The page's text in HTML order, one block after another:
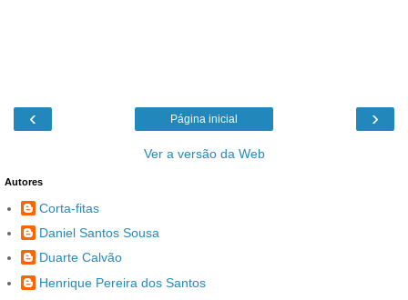
‹ ›
Página inicial
Ver a versão da Web
Autores
Corta-fitas
Daniel Santos Sousa
Duarte Calvão
Henrique Pereira dos Santos